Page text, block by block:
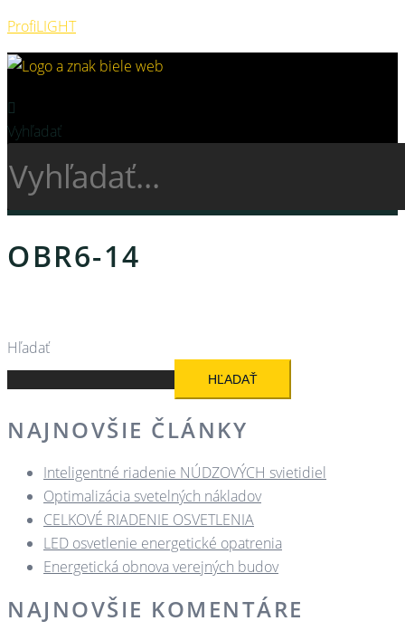
ProfiLIGHT
Vyhľadať
OBR6-14
Hľadať
HĽADAŤ
NAJNOVŠIE ČLÁNKY
Inteligentné riadenie NÚDZOVÝCH svietidiel
Optimalizácia svetelných nákladov
CELKOVÉ RIADENIE OSVETLENIA
LED osvetlenie energetické opatrenia
Energetická obnova verejných budov
NAJNOVŠIE KOMENTÁRE